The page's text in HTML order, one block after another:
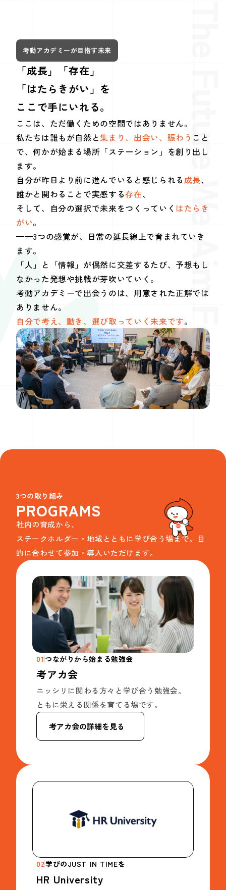
考動アカデミーが目指す未来
「成長」「存在」
「はたらきがい」を
ここで手にいれる。
ここは、ただ働くための空間ではありません。
私たちは誰もが自然と集まり、出会い、賑わう こと
で、何かが始まる場所「ステーション」を創り出し
ます。
自分が昨日より前に進んでいると感じられる成長、
誰かと関わることで実感する存在、
そして、自分の選択で未来をつくっていく はたらき
がい。
——3つの感覚が、日常の延長線上で育まれていき
ます。
「人」と「情報」が偶然に交差するたび、予想もし
なかった発想や挑戦が芽吹いていく。
考動アカデミーで出会うのは、用意された正解では
ありません。
自分で考え、動き、選び取っていく未来です。
The
3つの取り組み
PROGRAMS
社内の育成から、
ステークホルダー・地域とともに学び合う場まで。目
的に合わせて参加・導入いただけます。
01 つながりから始まる勉強会
考アカ会
ニッシリに関わる方々と学び合う勉強会。
ともに栄える関係を育てる場です。
考アカ会の詳細を見る
02学びのJUST IN TIMEを
HR University